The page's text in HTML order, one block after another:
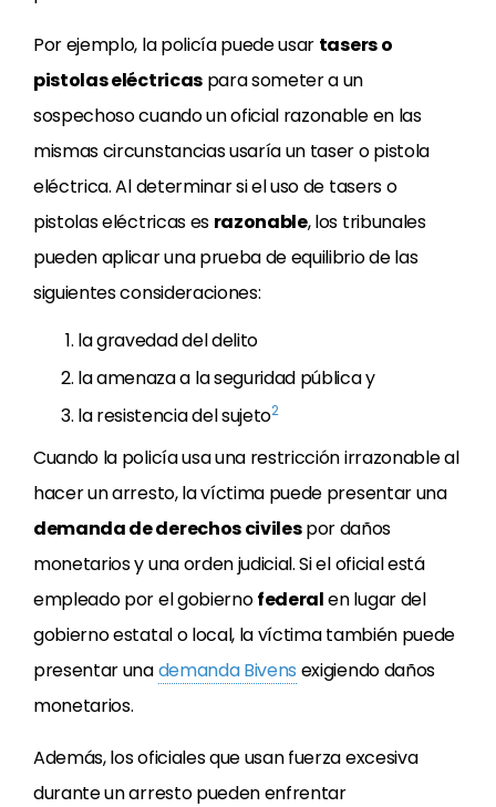
Por ejemplo, la policía puede usar tasers o
pistolas eléctricaspara someter a un
sospechoso cuando un oficial razonable en las
mismas circunstancias usaría un taser o pistola
eléctrica. Al determinar si el uso de tasers o
pistolas eléctricas es razonable, los tribunales
pueden aplicar una prueba de equilibrio de las
siguientes consideraciones:
la gravedad del delito
la amenaza a la seguridad pública y
la resistencia del sujeto2
Cuando la policía usa una restricción irrazonable al
hacer un arresto, la víctima puede presentar una
demanda de derechos civilespor daños
monetarios y una orden judicial. Si el oficial está
empleado por el gobiernofederalen lugar del
gobierno estatal o local, la víctima también puede
presentar unademanda Bivens exigiendo daños
monetarios.
Además, los oficiales que usan fuerza excesiva
durante un arresto pueden enfrentar